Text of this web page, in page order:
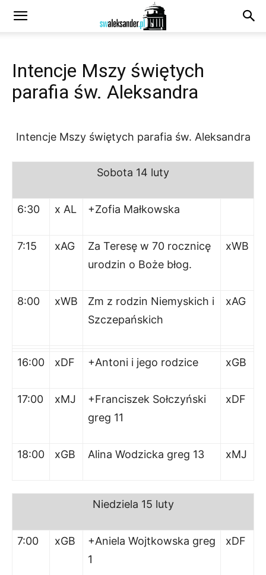
Intencje Mszy świętych
parafia św. Aleksandra
Intencje Mszy świętych parafia św. Aleksandra
Sobota 14 luty
6:30 x AL +Zofia Małkowska
7:15 xAG
Za Teresę w 70 rocznicę
urodzin o Boże błog.
xWB
8:00 xWB
Zm z rodzin Niemyskich i
Szczepańskich
xAG
16:00 xDF +Antoni i jego rodzice xGB
17:00 xMJ
+Franciszek Sołczyński
greg 11
xDF
18:00 xGB Alina Wodzicka greg 13 xMJ
Niedziela 15 luty
7:00 xGB
+Aniela Wojtkowska greg
1
xDF